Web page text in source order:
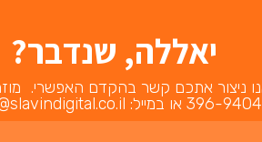
יאללה, שנדבר?
396-9404 או במייל: yoni@slavindigital.co.il